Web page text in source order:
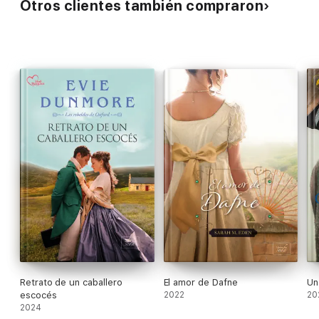
Otros clientes también compraron
Retrato de un caballero
escocés
2024
El amor de Dafne
2022